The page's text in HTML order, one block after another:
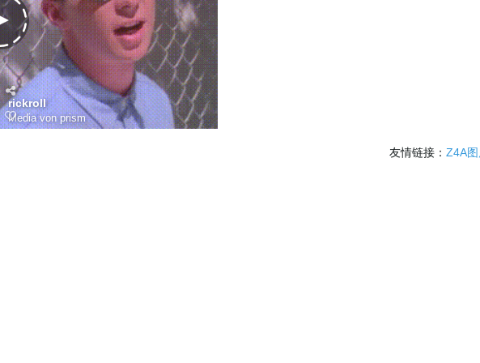
rickroll
Media von prism
友情链接： Z4A